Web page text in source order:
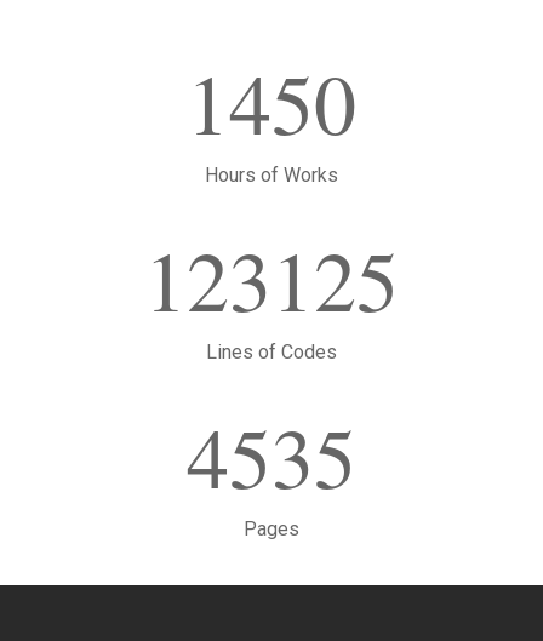
1450
Hours of Works
123125
Lines of Codes
4535
Pages